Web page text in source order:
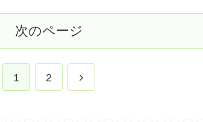
次のページ
1 2